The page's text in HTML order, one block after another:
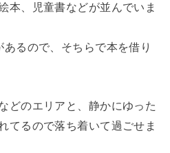
本、児童書などが並んでいま
るので、そちらで本を借り
どのエリアと、静かにゆった
てるので落ち着いて過ごせま